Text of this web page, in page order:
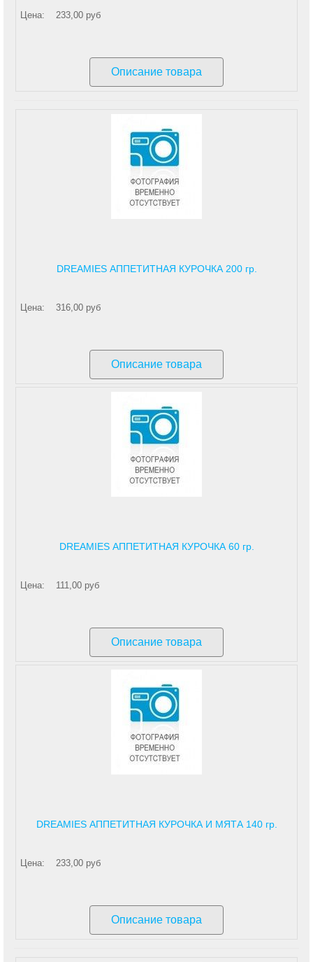
Цена: 233,00 руб
Описание товара
DREAMIES АППЕТИТНАЯ КУРОЧКА 200 гр.
Цена: 316,00 руб
Описание товара
DREAMIES АППЕТИТНАЯ КУРОЧКА 60 гр.
Цена: 111,00 руб
Описание товара
DREAMIES АППЕТИТНАЯ КУРОЧКА И МЯТА 140 гр.
Цена: 233,00 руб
Описание товара